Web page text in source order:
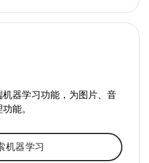
器学习功能，为图片、音
能。
机器学习